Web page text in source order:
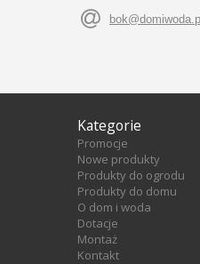
bok@domiwoda.pl
Kategorie
Promocje
Nowe produkty
Produkty do ogrodu
Produkty do domu
O dom i woda
Dotacje
Montaż
Kontakt